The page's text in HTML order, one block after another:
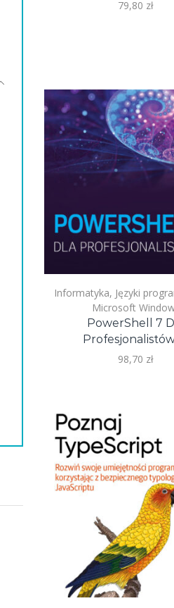
79,80 zł
Informatyka, Języki
Microsoft
PowerShell 7
98,70 zł